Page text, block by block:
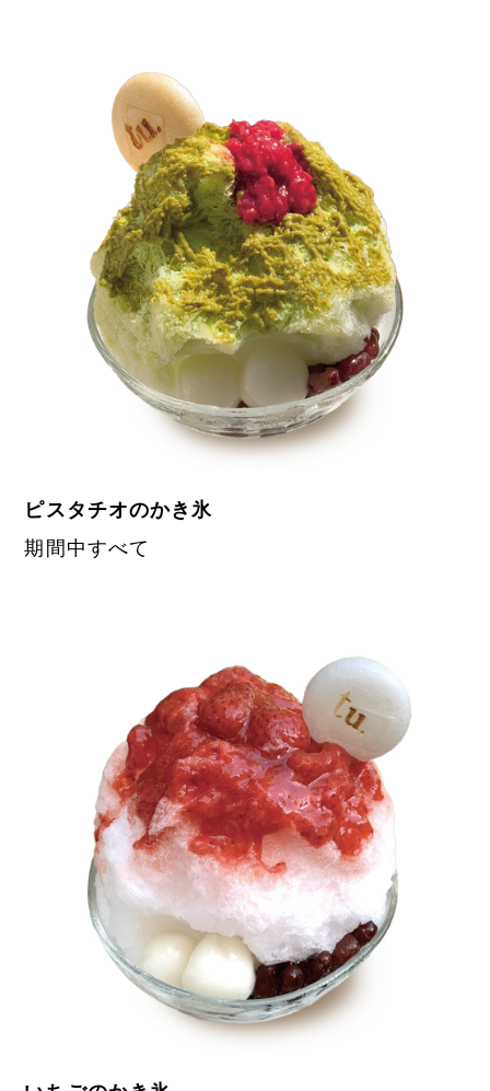
ピスタチオのかき氷
期間中すべて